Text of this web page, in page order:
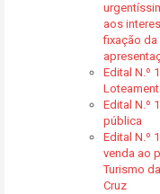
aos
fixação da
Edital N.º
Edital N.º
pública
Edital N.º
venda ao
Turismo
Cruz